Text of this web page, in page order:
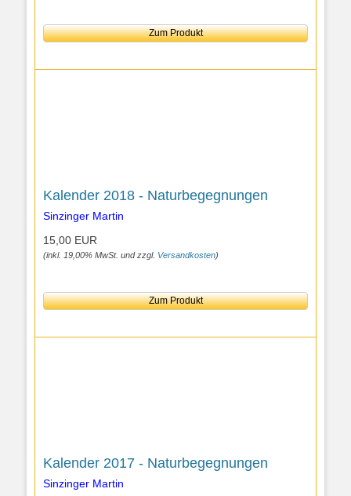
Zum Produkt
Kalender 2018 - Naturbegegnungen
Sinzinger Martin
15,00 EUR
(inkl. 19,00% MwSt. und zzgl. Versandkosten)
Zum Produkt
Kalender 2017 - Naturbegegnungen
Sinzinger Martin